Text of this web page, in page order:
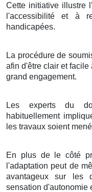
Cette initiative illustre
l'accessibilité et à
handicapées.
La procédure de
afin d'être clair et
grand engagement.
Les experts du
habituellement
les travaux soient
En plus de le côté
l'adaptation peut de
avantageux sur les
sensation d'autonomie